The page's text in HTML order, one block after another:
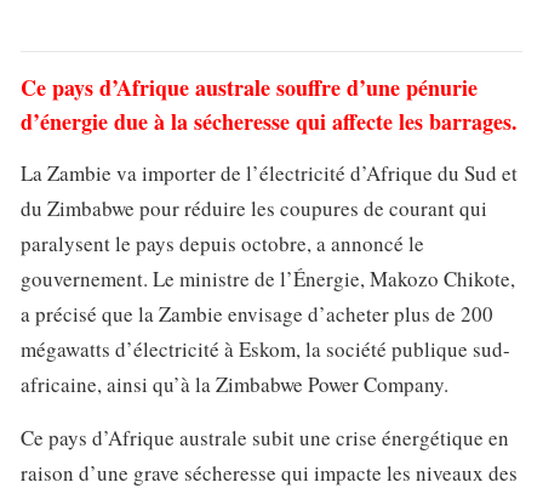
Ce pays d’Afrique australe souffre d’une pénurie
d’énergie due à la sécheresse qui affecte les barrages.
La Zambie va importer de l’électricité d’Afrique du Sud et
du Zimbabwe pour réduire les coupures de courant qui
paralysent le pays depuis octobre, a annoncé le
gouvernement. Le ministre de l’Énergie, Makozo Chikote,
a précisé que la Zambie envisage d’acheter plus de 200
mégawatts d’électricité à Eskom, la société publique sud-
africaine, ainsi qu’à la Zimbabwe Power Company.
Ce pays d’Afrique australe subit une crise énergétique en
raison d’une grave sécheresse qui impacte les niveaux des